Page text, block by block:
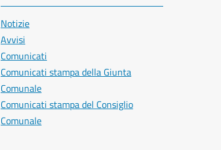
Notizie
Avvisi
Comunicati
Comunicati stampa della Giunta
Comunale
Comunicati stampa del Consiglio
Comunale